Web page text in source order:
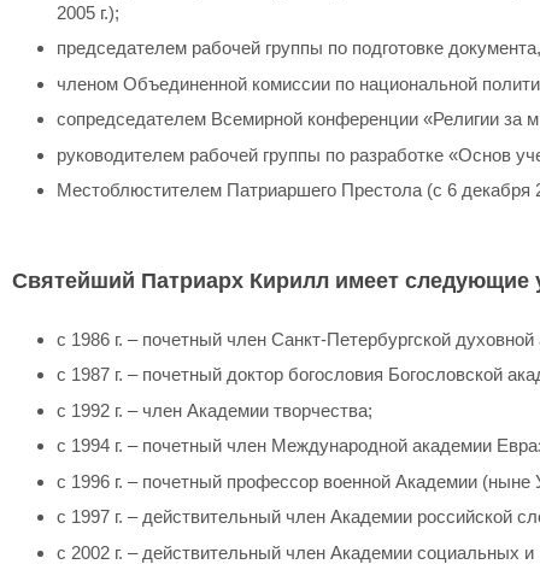
2005 г.);
председателем рабочей группы по подготовке
членом Объединенной комиссии по национальной
сопредседателем Всемирной конференции «Религии за
руководителем рабочей группы по разработке «Основ
Местоблюстителем Патриаршего Престола (с 6 декабря
Святейший Патриарх Кирилл имеет следующие
с 1986 г. – почетный член Санкт-Петербургской
с 1987 г. – почетный доктор богословия Богословской
с 1992 г. – член Академии творчества;
с 1994 г. – почетный член Международной академии
с 1996 г. – почетный профессор военной Академии
с 1997 г. – действительный член Академии российской
с 2002 г. – действительный член Академии социальных